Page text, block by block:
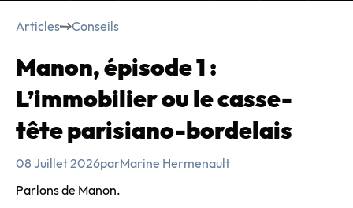
Articles Conseils
Manon, épisode 1 :
L’immobilier ou le casse-
tête parisiano-bordelais
08 Juillet 2026parMarine Hermenault
Parlons de Manon.